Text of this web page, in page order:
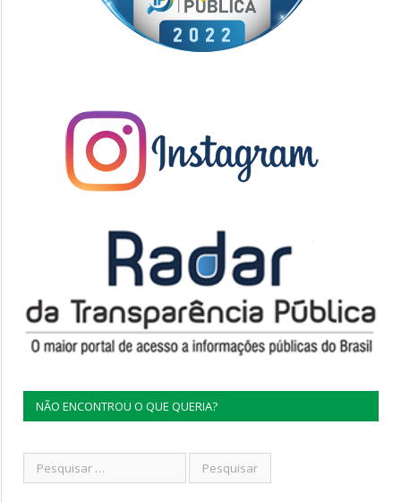
NÃO ENCONTROU O QUE QUERIA?